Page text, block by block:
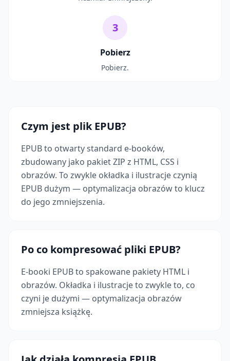
3
Pobierz
Pobierz.
Czym jest plik EPUB?
EPUB to otwarty standard e-booków,
zbudowany jako pakiet ZIP z HTML, CSS i
obrazów. To zwykle okładka i ilustracje czynią
EPUB dużym — optymalizacja obrazów to klucz
do jego zmniejszenia.
Po co kompresować pliki EPUB?
E-booki EPUB to spakowane pakiety HTML i
obrazów. Okładka i ilustracje to zwykle to, co
czyni je dużymi — optymalizacja obrazów
zmniejsza książkę.